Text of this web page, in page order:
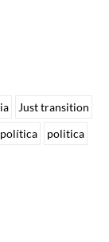
Just transition
politica